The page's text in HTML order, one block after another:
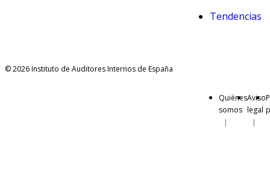
Tendencias
© 2026 Instituto de Auditores Internos de España
Quiénes
somos
Aviso
legal